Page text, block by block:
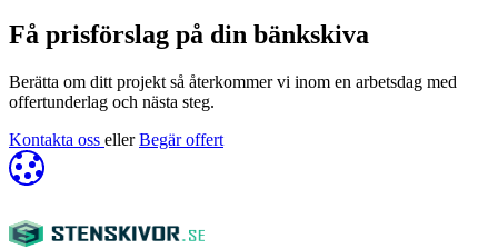
Få prisförslag på din bänkskiva
Berätta om ditt projekt så återkommer vi inom en arbetsdag med
offertunderlag och nästa steg.
Kontakta oss eller Begär offert